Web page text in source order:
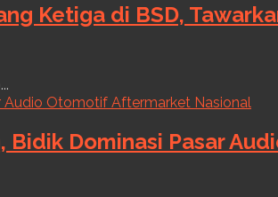
Ketiga di BSD,
Bidik Dominasi Pasar